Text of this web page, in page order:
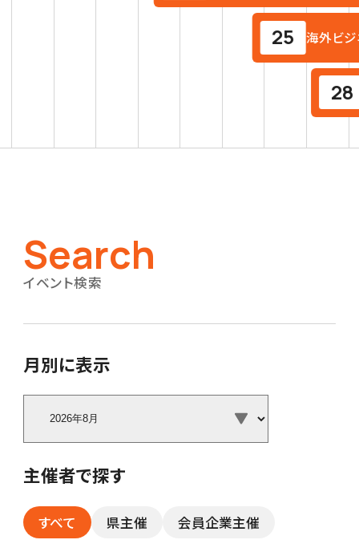
25 海外ビ
28
Search
イベント検索
月別に表示
主催者で探す
すべて 県主催 会員企業主催